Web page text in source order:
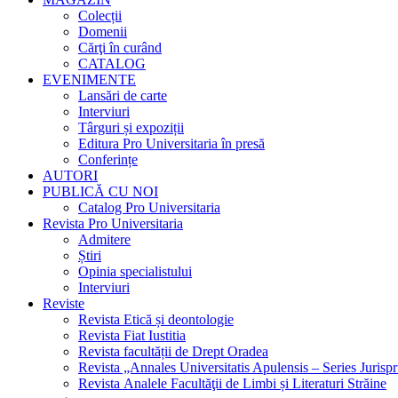
Colecții
Domenii
Cărţi în curând
CATALOG
EVENIMENTE
Lansări de carte
Interviuri
Târguri și expoziții
Editura Pro Universitaria în presă
Conferințe
AUTORI
PUBLICĂ CU NOI
Catalog Pro Universitaria
Revista Pro Universitaria
Admitere
Știri
Opinia specialistului
Interviuri
Reviste
Revista Etică și deontologie
Revista Fiat Iustitia
Revista facultății de Drept Oradea
Revista „Annales Universitatis Apulensis – Series
Revista Analele Facultăţii de Limbi și Literaturi Străine